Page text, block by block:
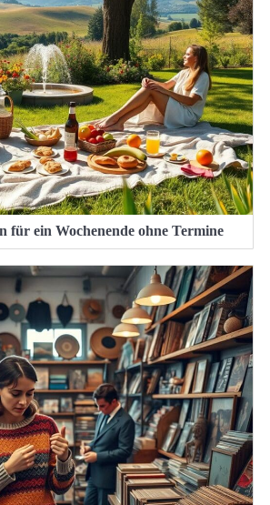
für ein Wochenende ohne Termine